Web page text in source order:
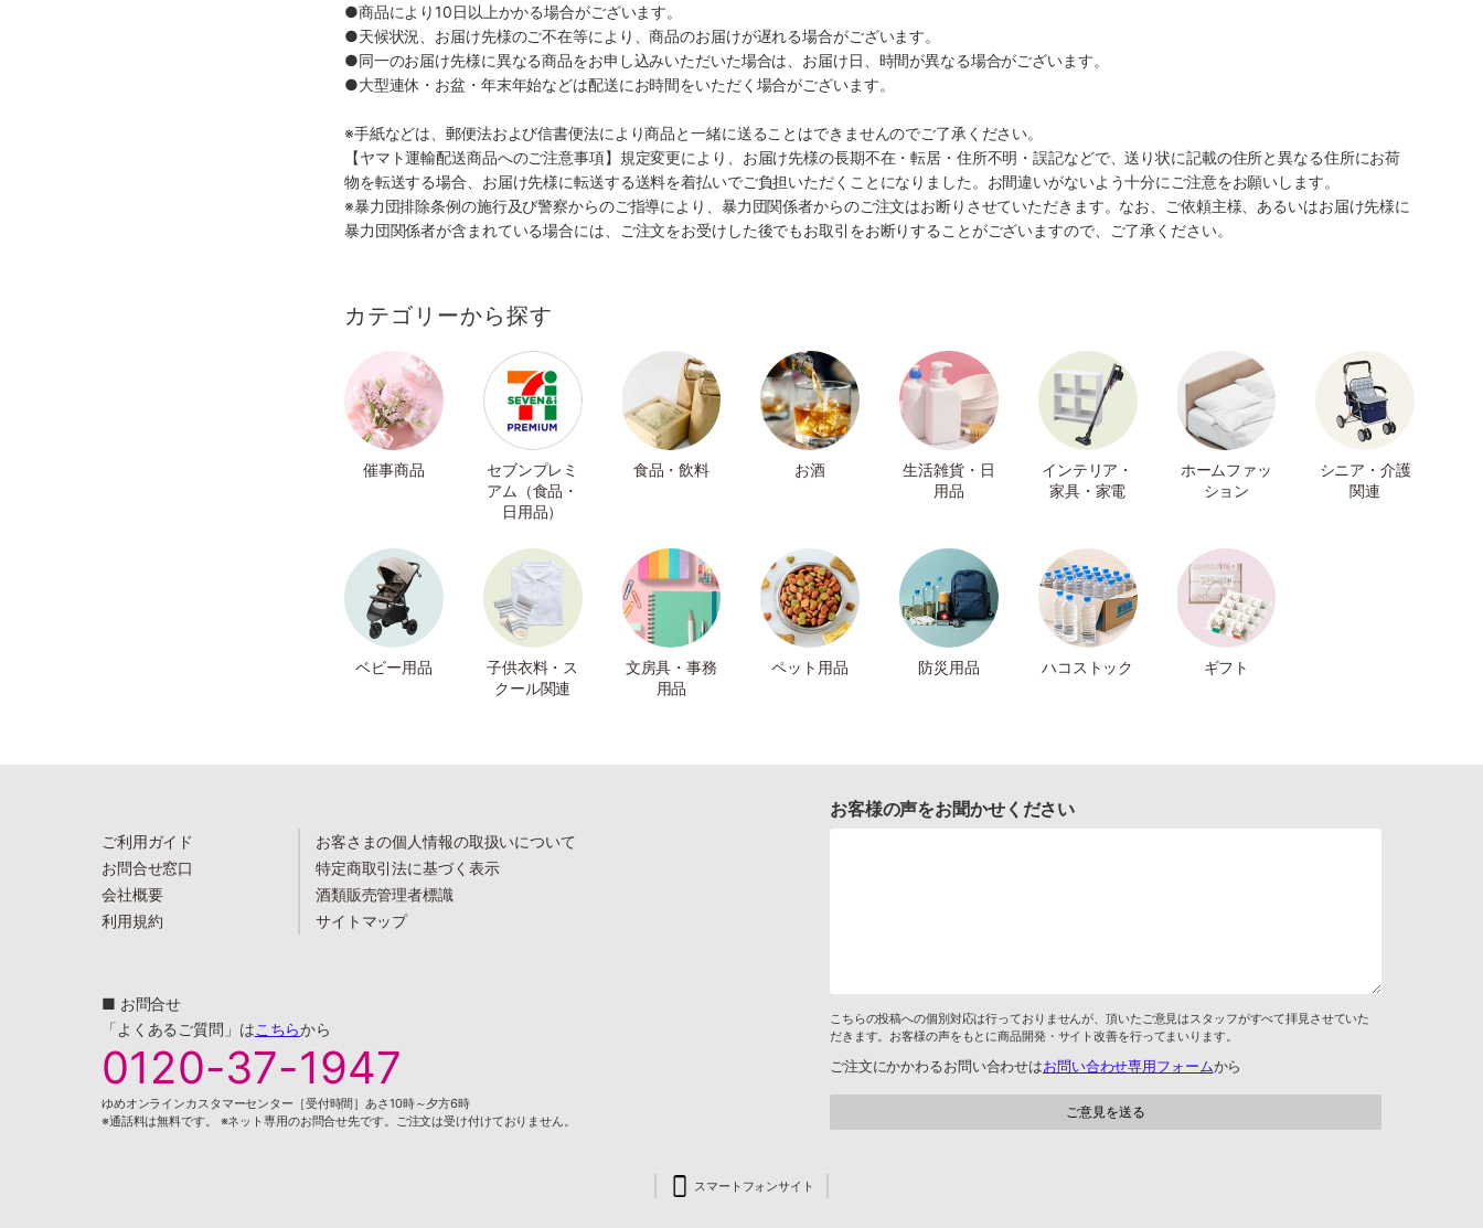
●商品により10日以上かかる場合がございます。
●天候状況、お届け先様のご不在等により、商品のお届けが遅れる場合がございます。
●同一のお届け先様に異なる商品をお申し込みいただいた場合は、お届け日、時間が異なる場合がございます。
●大型連休・お盆・年末年始などは配送にお時間をいただく場合がございます。
※手紙などは、郵便法および信書便法により商品と一緒に送ることはできませんのでご了承ください。
【ヤマト運輸配送商品へのご注意事項】規定変更により、お届け先様の長期不在・転居・住所不明・誤記などで、送り状に記載の住所と異なる住所にお荷
物を転送する場合、お届け先様に転送する送料を着払いでご負担いただくことになりました。お間違いがないよう十分にご注意をお願いします。
※暴力団排除条例の施行及び警察からのご指導により、暴力団関係者からのご注文はお断りさせていただきます。なお、ご依頼主様、あるいはお届け先様に
暴力団関係者が含まれている場合には、ご注文をお受けした後でもお取引をお断りすることがございますので、ご了承ください。
カテゴリーから探す
催事商品
セブンプレミ
アム（食品・
日用品）
食品・飲料 お酒
生活雑貨・日
用品
インテリア・
家具・家電
ホームファッ
ション
シニア・介護
関連
ベビー用品
子供衣料・ス
クール関連
文房具・事務
用品
ペット用品 防災用品 ハコストック ギフト
ご利用ガイド
お問合せ窓口
会社概要
利用規約
お客さまの個人情報の取扱いについて
特定商取引法に基づく表示
酒類販売管理者標識
サイトマップ
■ お問合せ
「よくあるご質問」はこちらから
0120-37-1947
ゆめオンラインカスタマーセンター［受付時間］あさ10時～夕方6時
※通話料は無料です。 ※ネット専用のお問合せ先です。ご注文は受け付けておりません。
お客様の声をお聞かせください
こちらの投稿への個別対応は行っておりませんが、頂いたご意見はスタッフがすべて拝見させていた
だきます。お客様の声をもとに商品開発・サイト改善を行ってまいります。
ご注文にかかわるお問い合わせはお問い合わせ専用フォームから
スマートフォンサイト